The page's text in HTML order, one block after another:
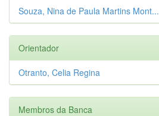
Souza, Nina de Paula Martins Mont...
Orientador
Otranto, Celia Regina
Membros da Banca